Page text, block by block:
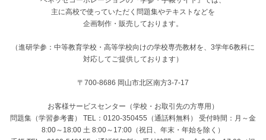
主に高校で使っていただく問題集やテキストなどを
企画制作・販売しております。
（進研学参：中等教育学校・高等学校向けの学校専売教材を、3学年6教科に
対応してご提供しております）
〒700-8686 岡山市北区南方3-7-17
お客様サービスセンター（学校・お取引先の方専用）
問題集（学習参考書） TEL：0120-350455（通話料無料） 受付時間：月～金
8:00～18:00 土 8:00～17:00（祝日、年末・年始を除く）